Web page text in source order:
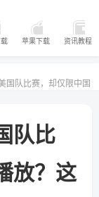
苹果下载 资讯教程
国队比赛，却仅限中国
队比
放？这